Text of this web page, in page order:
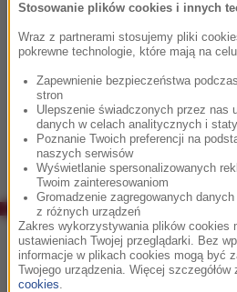
A to nie wszystko! Dodatkowo w
programową festiwalu w formacie
koncertu, a także informacjami
wykonawcach i utworach
edycję FMF. Kosztuje 0.89 €.
Co było grane w RMF Classic?
Stosowanie plików cookies i innych
Wraz z partnerami stosujemy pliki
pokrewne technologie, które mają na
Zapewnienie bezpieczeństwa
stron
Ulepszenie świadczonych przez nas
danych w celach analitycznych i
Poznanie Twoich preferencji na
naszych serwisów
Wyświetlanie spersonalizowanych
Twoim zainteresowaniom
Gromadzenie zagregowanych
z różnych urządzeń
Zakres wykorzystywania plików cookies
ustawieniach Twojej przeglądarki. Bez
informacje w plikach cookies mogą być
Twojego urządzenia. Więcej szczegółów
cookies